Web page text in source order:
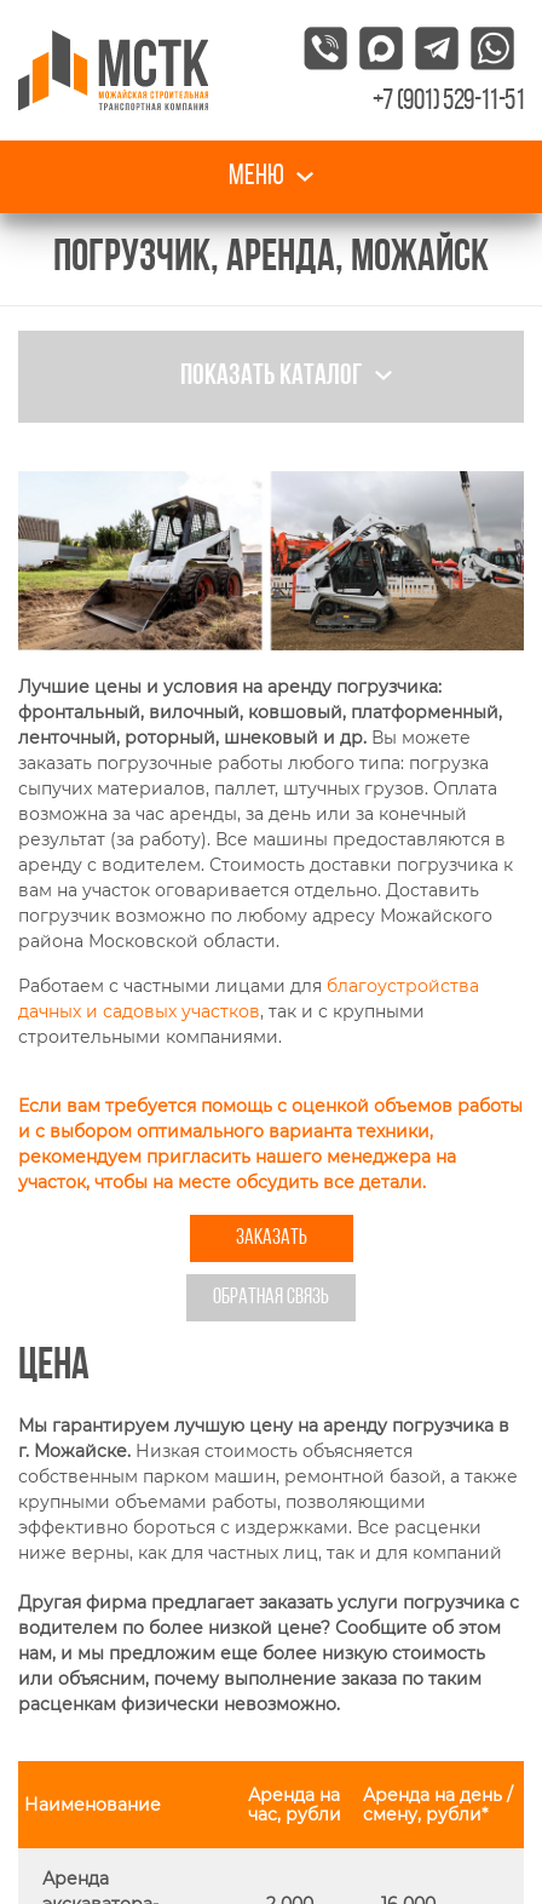
+7 (901) 529-11-51
Меню
ПОГРУЗЧИК, АРЕНДА, МОЖАЙСК
Показать каталог
Лучшие цены и условия на аренду погрузчика:
фронтальный, вилочный, ковшовый, платформенный,
ленточный, роторный, шнековый и др. Вы можете
заказать погрузочные работы любого типа: погрузка
сыпучих материалов, паллет, штучных грузов. Оплата
возможна за час аренды, за день или за конечный
результат (за работу). Все машины предоставляются в
аренду с водителем. Стоимость доставки погрузчика к
вам на участок оговаривается отдельно. Доставить
погрузчик возможно по любому адресу Можайского
района Московской области.
Работаем с частными лицами для благоустройства
дачных и садовых участков, так и с крупными
строительными компаниями.
Если вам требуется помощь с оценкой объемов работы
и с выбором оптимального варианта техники,
рекомендуем пригласить нашего менеджера на
участок, чтобы на месте обсудить все детали.
ЗАКАЗАТЬ
ОБРАТНАЯ СВЯЗЬ
Цена
Мы гарантируем лучшую цену на аренду погрузчика в
г. Можайске. Низкая стоимость объясняется
собственным парком машин, ремонтной базой, а также
крупными объемами работы, позволяющими
эффективно бороться с издержками. Все расценки
ниже верны, как для частных лиц, так и для компаний
Другая фирма предлагает заказать услуги погрузчика с
водителем по более низкой цене? Сообщите об этом
нам, и мы предложим еще более низкую стоимость
или объясним, почему выполнение заказа по таким
расценкам физически невозможно.
Наименование
Аренда на
час, рубли
Аренда на день /
смену, рубли*
Аренда